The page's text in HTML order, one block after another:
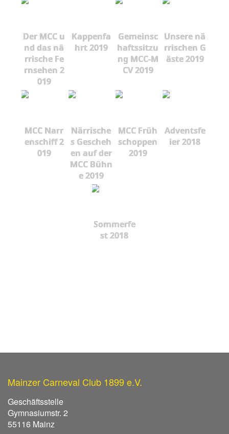
Der MCC u
nd das nä
rrische Fe
rnsehen 2
019
Kappenfa
hrt 2019
Gemeinsc
haftssitzu
ng MCC-M
CV 2019
Unsere nä
rrischen G
äste 2019
MCC Narr
enschiff 2
019
Närrische
s Gescheh
en auf der
MCC Bühn
e 2019
MCC Früh
schoppen
2019
Adventsfe
ier 2018
Sommerfe
st 2018
Mainzer Carneval Club 1899 e.V.
Geschäftsstelle
Gymnasiumstr. 2
55116 Mainz